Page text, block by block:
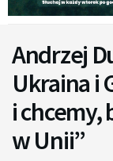
Andrzej
Ukraina i
i chcemy,
w Unii”